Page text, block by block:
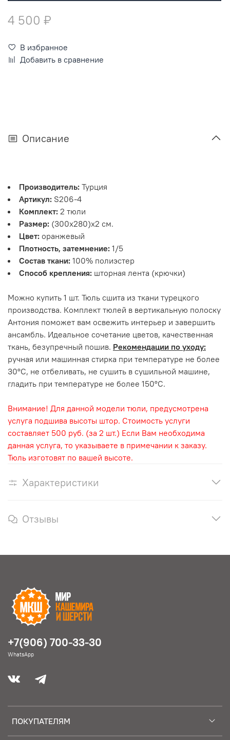
4 500 ₽
В избранное
Добавить в сравнение
Описание
Производитель: Турция
Артикул: S206-4
Комплект: 2 тюли
Размер: (300х280)х2 см.
Цвет: оранжевый
Плотность, затемнение: 1/5
Состав ткани: 100% полиэстер
Способ крепления: шторная лента (крючки)
Можно купить 1 шт. Тюль сшита из ткани турецкого
производства. Комплект тюлей в вертикальную полоску
Антония поможет вам освежить интерьер и завершить
ансамбль. Идеальное сочетание цветов, качественная
ткань, безупречный пошив. Рекомендации по уходу:
ручная или машинная стирка при температуре не более
30°С, не отбеливать, не сушить в сушильной машине,
гладить при температуре не более 150°С.
Внимание! Для данной модели тюли, предусмотрена
услуга подшива высоты штор. Стоимость услуги
составляет 500 руб. (за 2 шт.) Если Вам необходима
данная услуга, то указываете в примечании к заказу.
Тюль изготовят по вашей высоте.
Характеристики
Отзывы
ПОКУПАТЕЛЯМ
+7(906) 700-33-30
WhatsApp